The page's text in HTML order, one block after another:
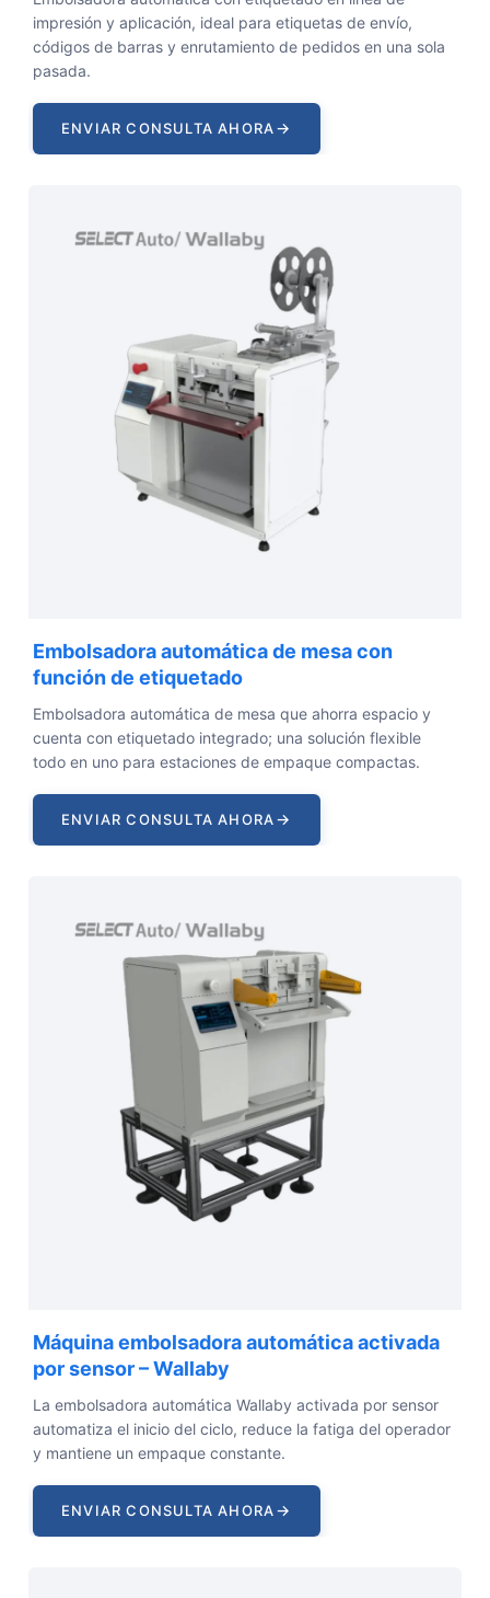
impresión y aplicación, ideal para etiquetas de envío,
códigos de barras y enrutamiento de pedidos en una sola
pasada.
ENVIAR CONSULTA AHORA→
Embolsadora automática de mesa con
función de etiquetado
Embolsadora automática de mesa que ahorra espacio y
cuenta con etiquetado integrado; una solución flexible
todo en uno para estaciones de empaque compactas.
ENVIAR CONSULTA AHORA→
Máquina embolsadora automática activada
por sensor – Wallaby
La embolsadora automática Wallaby activada por sensor
automatiza el inicio del ciclo, reduce la fatiga del operador
y mantiene un empaque constante.
ENVIAR CONSULTA AHORA→